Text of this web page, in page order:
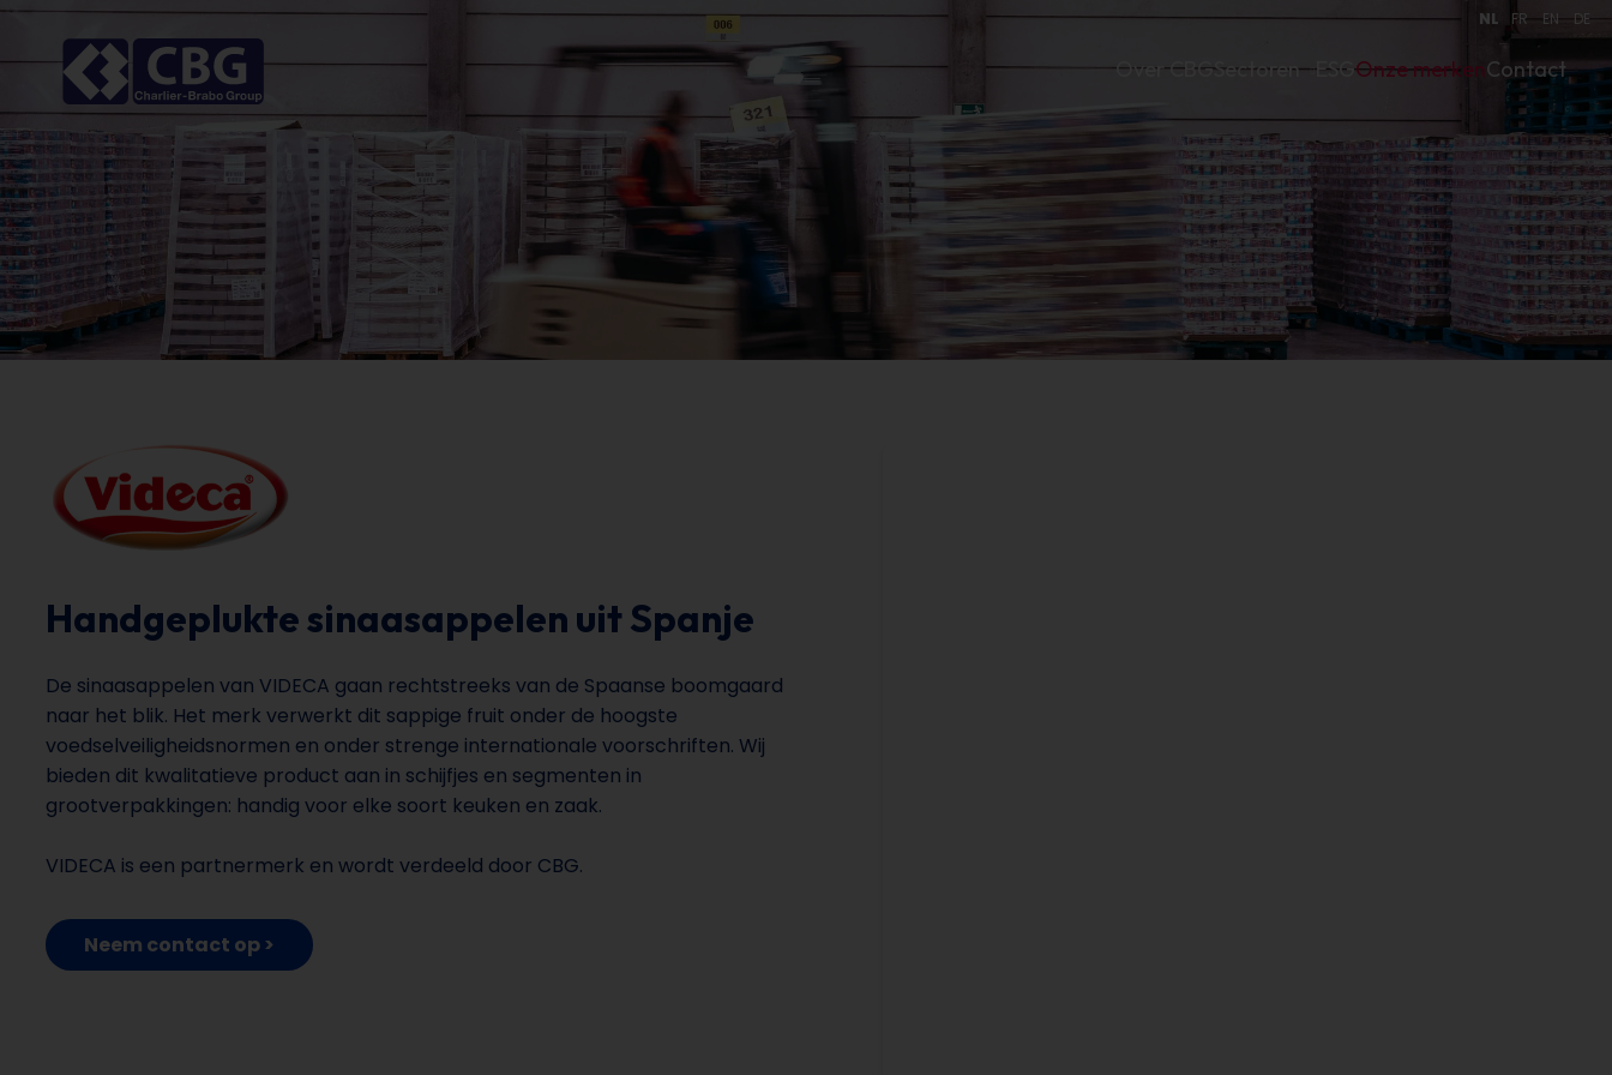
NL FR EN DE
Over CBGSectoren ESGOnze merkenContact
Handgeplukte sinaasappelen uit Spanje
De sinaasappelen van VIDECA gaan rechtstreeks van de Spaanse boomgaard
naar het blik. Het merk verwerkt dit sappige fruit onder de hoogste
voedselveiligheidsnormen en onder strenge internationale voorschriften. Wij
bieden dit kwalitatieve product aan in schijfjes en segmenten in
grootverpakkingen: handig voor elke soort keuken en zaak.
VIDECA is een partnermerk en wordt verdeeld door CBG.
Neem contact op >